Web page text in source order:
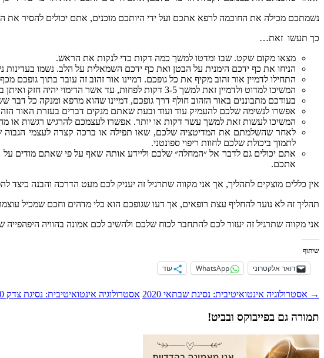
נשמתכם מכילה את החוכמה לרפא אתכם ועל ידי היותכם מוכנים, אתם יכולים להסיר את
כך תעשו זאת…
מצאו מקום שקט. שבו ומדטו למשך כמה דקות כדי לנקות את הראש.
הניחו את כף ידכם הימנית על הבטן ואת כף ידכם השמאלית על הלב. נשמו בעדינות
התחילו לדמיין אור זהוב מקיף את כל גופכם. דמיינו אור זהוב זה עובר בתוך גופכם מכף
המשיכו למדוט ולדמיין זאת למשך דקות לפחות, עד אשר הדימוי יהיה חזק ואיתן
בעודכם מתבוננים באור הזהוב חולף דרך גופכם, דמיינו שהוא מרפא ומנקה כל דבר
אפשרו לנשימה שלכם להעמיק עוד ועוד ובעת שאתם מנקים דברים בעזרת האור
המשיכו לעשות זאת למשך עשר דקות או יותר. אפשרו לעצמכם להרגיש רגשות או
לאחר שהשלמתם את המדיטציה שלכם, שאו תפילה או ברכה קצרה לעצמי הגבוה
לתמוך ביכולת שלכם לחוות ריפוי ספונטני.
אתם יכולים גם לדבר אל ״המחלה״ שלכם וליידע אותה שאף על פי שאתם מודים על
אתכם.
אין כללים מוצקים לתהליך, אך אני מקווה שתרגיל זה יעניק לכם מעט הדרכה והבנה כיצד
תהליך זה לא נועד להחליף עצת רופאים, אך דעו שגופכם הוא כלי מדהים וחכם שמכיל
אני מקווה שתרגיל זה יעזור לכם להתחבר לכוח שלכם ולהשיב לכם אמונה בהוויה היפהפייה
שיתוף
דואר אלקטרוני WhatsApp עוד
ניווט
פוסטים
→ אסטרולוגיה אינטואיטיבית: נסיגת שבתאי 2020 אסטרולוגיה אינטואיטיבית: נסיגת צדק 2020
תמורה גם בפייבוקס ובביט!